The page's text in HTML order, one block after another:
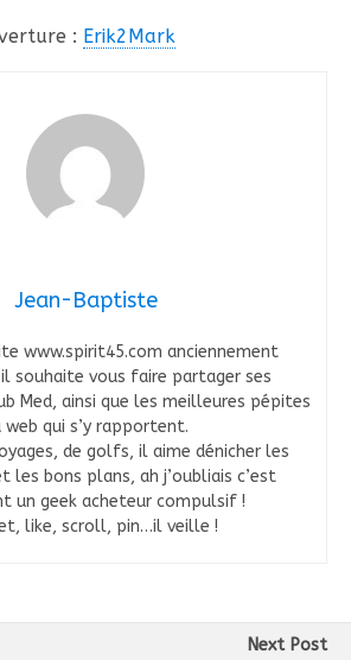
: Erik2Mark
Jean-Baptiste
www.spirit45.com anciennement
souhaite vous faire partager ses
Med, ainsi que les meilleures pépites
web qui s’y rapportent.
de golfs, il aime dénicher les
les bons plans, ah j’oubliais c’est
un geek acheteur compulsif !
like, scroll, pin…il veille !
Next Post